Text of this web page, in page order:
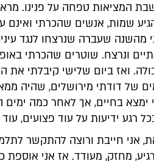
המציאות טפחה על פנינו.
שמות, אנשים שהכרתי
מהשנה שעברה שנרצחו לנגד
ונרצח. שוטרים שהכרתי
ואז ביום שלישי קיבלתי את
של דודתי מירושלים, שהיה
בחיים, אך לאחר כמה ימים
רגע ידיעות על עוד פצועים,
אני חייבת ורוצה להתקשר
מחזק, מעודד. אז אני